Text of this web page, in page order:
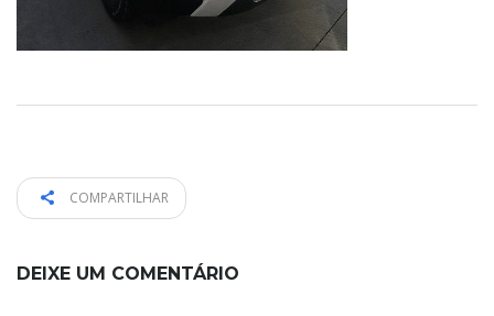
COMPARTILHAR
DEIXE UM COMENTÁRIO